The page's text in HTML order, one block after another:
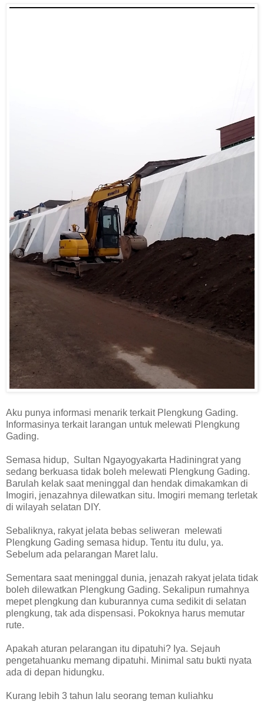
Aku punya informasi menarik terkait Plengkung Gading.
Informasinya terkait larangan untuk melewati Plengkung
Gading.
Semasa hidup, Sultan Ngayogyakarta Hadiningrat yang
sedang berkuasa tidak boleh melewati Plengkung Gading.
Barulah kelak saat meninggal dan hendak dimakamkan di
Imogiri, jenazahnya dilewatkan situ. Imogiri memang terletak
di wilayah selatan DIY.
Sebaliknya, rakyat jelata bebas seliweran melewati
Plengkung Gading semasa hidup. Tentu itu dulu, ya.
Sebelum ada pelarangan Maret lalu.
Sementara saat meninggal dunia, jenazah rakyat jelata tidak
boleh dilewatkan Plengkung Gading. Sekalipun rumahnya
mepet plengkung dan kuburannya cuma sedikit di selatan
plengkung, tak ada dispensasi. Pokoknya harus memutar
rute.
Apakah aturan pelarangan itu dipatuhi? Iya. Sejauh
pengetahuanku memang dipatuhi. Minimal satu bukti nyata
ada di depan hidungku.
Kurang lebih 3 tahun lalu seorang teman kuliahku